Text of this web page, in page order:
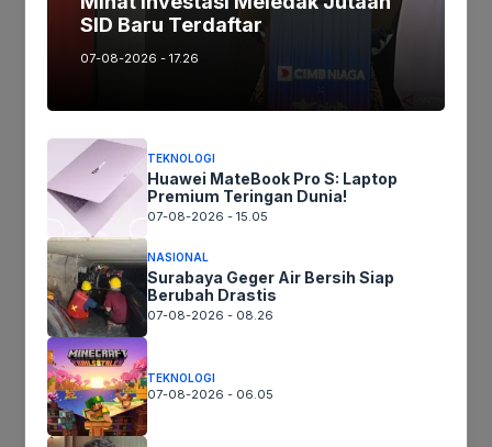
Nama
Surel
Situs
web
Simpan nama, email, dan situs web saya pada peramban ini
untuk komentar saya berikutnya.
SID Baru Terdaftar
07-08-2026 - 17.26
TEKNOLOGI
Huawei MateBook Pro S: Laptop
Premium Teringan Dunia!
07-08-2026 - 15.05
NASIONAL
Surabaya Geger Air Bersih Siap
Berubah Drastis
07-08-2026 - 08.26
TEKNOLOGI
07-08-2026 - 06.05